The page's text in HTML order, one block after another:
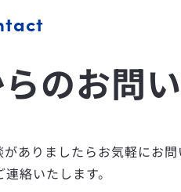
のお問
りましたらお気軽にお問
絡いたします。